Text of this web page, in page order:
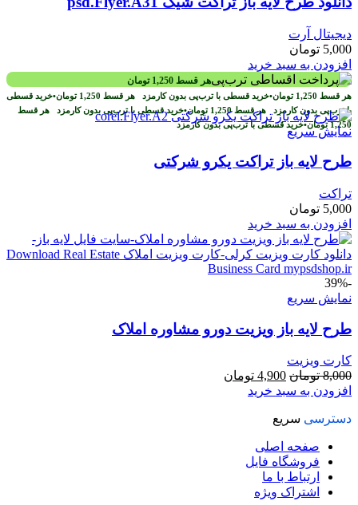
دیجیتال آرت
5,000 تومان
افزودن به سبد خرید
هر قسط 1,250 تومان
هر قسط 1,250 تومان•خرید قسطی با ترب‌پی بدون کارمزد هر قسط 1,250 تومان•خرید قسطی
با ترب‌پی بدون کارمزد هر قسط1,250 تومان•خرید قسطی با ترب‌پی بدون کارمزد هر قسط
1,250 تومان•خرید قسطی با ترب‌پی بدون کارمزدنمایش سریع
طرح لايه باز تراکت یکرو شرکتی
تراکت
5,000 تومان
افزودن به سبد خرید
-39%
نمایش سریع
طرح لايه باز ويزيت دورو مشاوره املاک
کارت ویزیت
8,000 تومان قیمت
اصلی
بود.
4,900 تومان
افزودن به سبد خرید
دسترسی سریع
صفحه اصلی
فروشگاه فایل
ارتباط با ما
اشتراک ویژه